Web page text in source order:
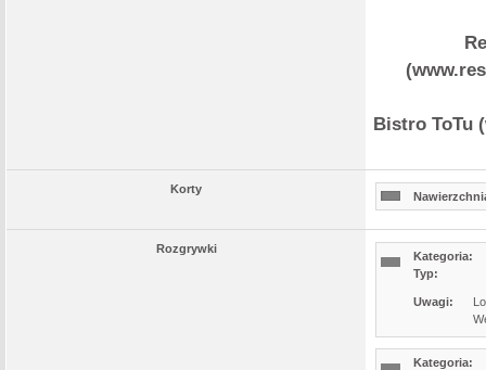
Bistro ToTu
Korty
Rozgrywki
Kategoria:
Typ:
Uwagi:
Kategoria: